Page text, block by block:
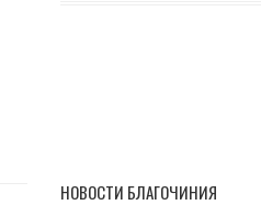
НОВОСТИ БЛАГОЧИНИЯ